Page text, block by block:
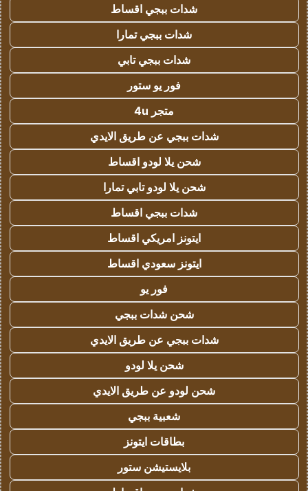
شدات ببجي اقساط
شدات ببجي تمارا
شدات ببجي تابي
فور يو ستور
متجر 4u
شدات ببجي عن طريق الايدي
شحن يلا لودو اقساط
شحن يلا لودو تابي تمارا
شدات ببجي اقساط
ايتونز امريكي اقساط
ايتونز سعودي اقساط
فور يو
شحن شدات ببجي
شدات ببجي عن طريق الايدي
شحن يلا لودو
شحن لودو عن طريق الايدي
شعبية ببجي
بطاقات ايتونز
بلايستيشن ستور